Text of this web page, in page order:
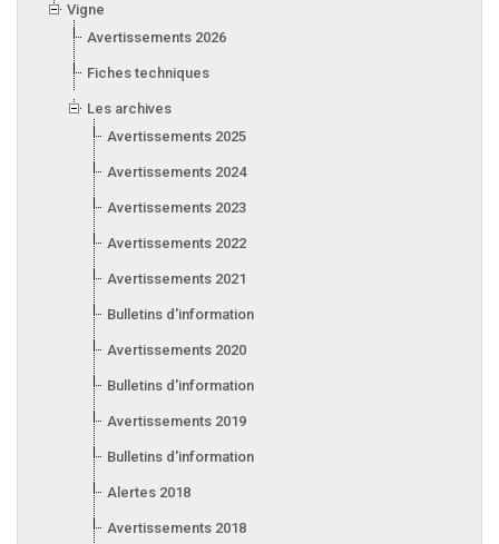
Vigne
Avertissements 2026
Fiches techniques
Les archives
Avertissements 2025
Avertissements 2024
Avertissements 2023
Avertissements 2022
Avertissements 2021
Bulletins d'information 2021
Avertissements 2020
Bulletins d'information 2020
Avertissements 2019
Bulletins d'information 2019
Alertes 2018
Avertissements 2018